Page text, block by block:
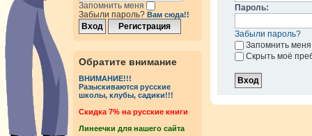
Запомнить меня
Забыли пароль? Вам сюда!!
Обратите внимание
ВНИМАНИЕ!!!
Разыскиваются русские
школы, клубы, садики!!!
Cкидка 7% на русские книги
Линеечки для нашего сайта
Пароль:
Забыли пароль?
Запомнить меня
Скрыть моё